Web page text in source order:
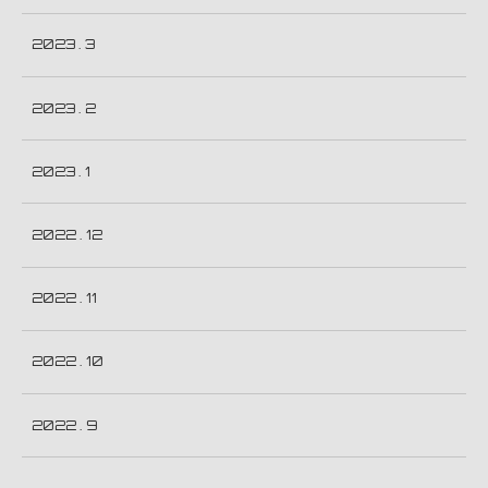
2023 . 3
2023 . 2
2023 . 1
2022 . 12
2022 . 11
2022 . 10
2022 . 9